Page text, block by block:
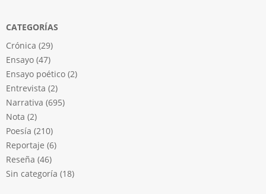
CATEGORÍAS
Crónica (29)
Ensayo (47)
Ensayo poético (2)
Entrevista (2)
Narrativa (695)
Nota (2)
Poesía (210)
Reportaje (6)
Reseña (46)
Sin categoría (18)